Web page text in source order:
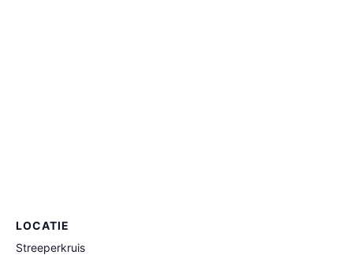
LOCATIE
Streeperkruis